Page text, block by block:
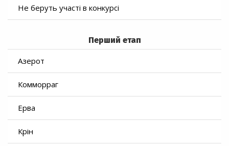
Не беруть участі в конкурсі
Перший етап
Азерот
Комморраг
Ерва
Крін